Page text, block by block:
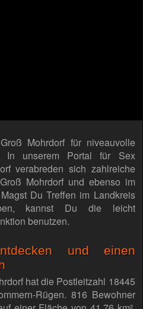
Mohrdorf für niveauvolle
In unserem Portal für Sex
verabreden sich zahlreiche
Mohrdorf und ebenso im
Du Treffen im Landkreis
kannst Du die leicht
benutzen.
und einen
hat die Postleitzahl 18445
Rügen. 816 Bewohner